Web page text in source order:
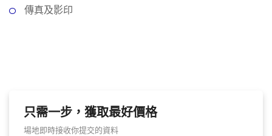
傳真及影印
只需一步，獲取最好價格
場地即時接收你提交的資料